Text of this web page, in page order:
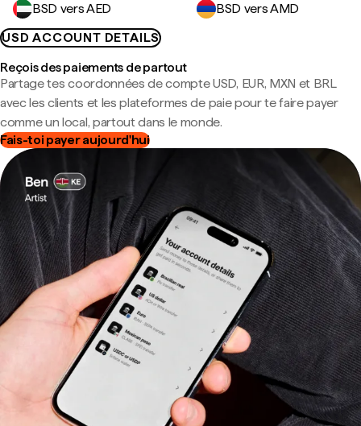
BSD vers AED
BSD vers AMD
USD ACCOUNT DETAILS
Reçois des paiements de partout
Partage tes coordonnées de compte USD, EUR, MXN et BRL
avec les clients et les plateformes de paie pour te faire payer
comme un local, partout dans le monde.
Fais-toi payer aujourd'hui